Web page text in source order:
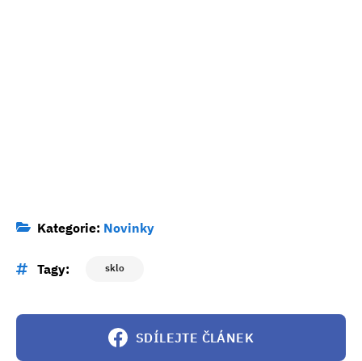
Kategorie: Novinky
Tagy: sklo
SDÍLEJTE ČLÁNEK